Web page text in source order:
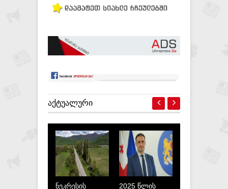
ᲐᲥᲢᲣᲐᲚᲣᲠᲘ
ნეკრესის 2025 წლის